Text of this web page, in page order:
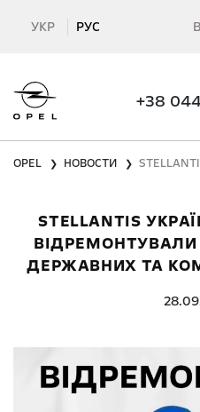
УКР РУС
+38
OPEL ❯ НОВОСТИ ❯
STELLANTIS
ДЕРЖАВНИХ ТА